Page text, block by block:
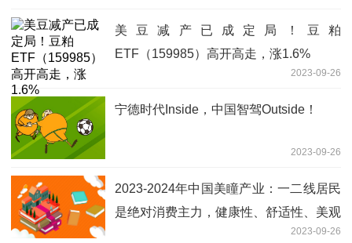
美豆减产已成定局！豆粕
ETF（159985）高开高走，涨1.6%
2023-09-26
宁德时代Inside，中国智驾Outside！
2023-09-26
2023-2024年中国美瞳产业：一二线居民
是绝对消费主力，健康性、舒适性、美观
2023-09-26